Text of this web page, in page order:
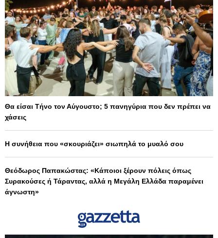
Θα είσαι Τήνο τον Αύγουστο; 5 πανηγύρια που δεν πρέπει να
χάσεις
Η συνήθεια που «σκουριάζει» σιωπηλά το μυαλό σου
Θεόδωρος Παπακώστας: «Κάποιοι ξέρουν πόλεις όπως
Συρακούσες ή Τάραντας, αλλά η Μεγάλη Ελλάδα παραμένει
άγνωστη»